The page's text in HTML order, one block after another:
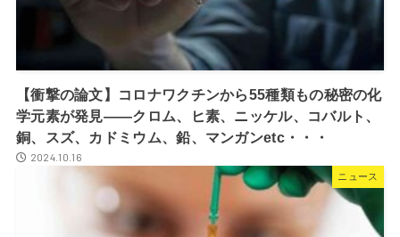
【衝撃の論文】コロナワクチンから55種類もの秘密の化
学元素が発見――クロム、ヒ素、ニッケル、コバルト、
銅、スズ、カドミウム、鉛、マンガンetc・・・
2024.10.16
ニュース